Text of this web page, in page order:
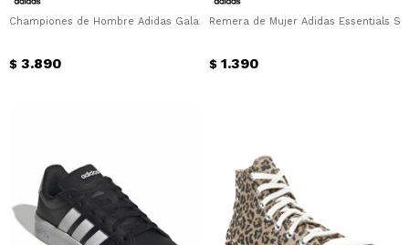
Championes de Hombre Adidas Galaxy 8 M Adidas - Azul
$ 3.890
Remera de Mujer Adidas Essentials
$ 1.390